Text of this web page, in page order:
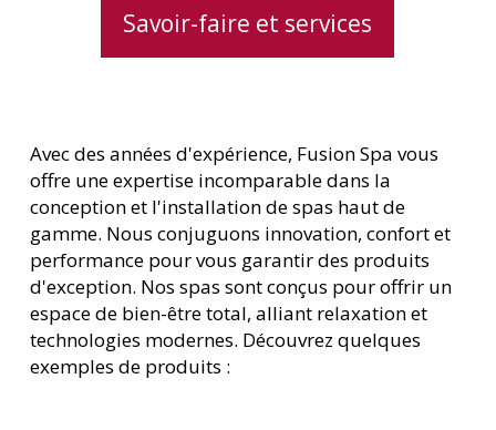
Savoir-faire et services
Avec des années d'expérience, Fusion Spa vous
offre une expertise incomparable dans la
conception et l'installation de spas haut de
gamme. Nous conjuguons innovation, confort et
performance pour vous garantir des produits
d'exception. Nos spas sont conçus pour offrir un
espace de bien-être total, alliant relaxation et
technologies modernes. Découvrez quelques
exemples de produits :